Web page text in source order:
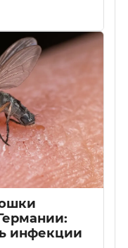
инфекции